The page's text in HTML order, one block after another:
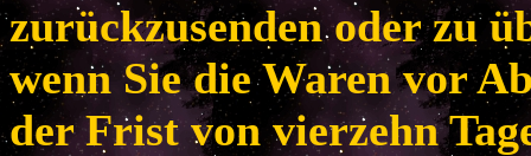
zurückzusenden oder zu
wenn Sie die Waren vor
der Frist von vierzehn